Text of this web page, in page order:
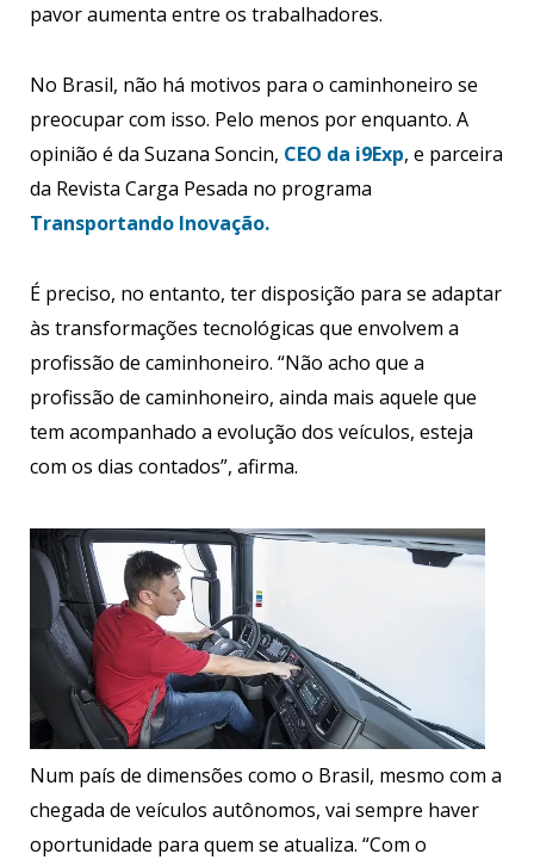
pavor aumenta entre os trabalhadores.
No Brasil, não há motivos para o caminhoneiro se
preocupar com isso. Pelo menos por enquanto. A
opinião é da Suzana Soncin, CEO da i9Exp, e parceira
da Revista Carga Pesada no programa
Transportando Inovação.
É preciso, no entanto, ter disposição para se adaptar
às transformações tecnológicas que envolvem a
profissão de caminhoneiro. “Não acho que a
profissão de caminhoneiro, ainda mais aquele que
tem acompanhado a evolução dos veículos, esteja
com os dias contados”, afirma.
Num país de dimensões como o Brasil, mesmo com a
chegada de veículos autônomos, vai sempre haver
oportunidade para quem se atualiza. “Com o